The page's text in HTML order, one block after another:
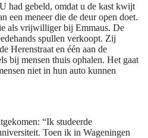
had gebeld, omdat u de kast kwijt
een meneer die de deur open doet.
als vrijwilliger bij Emmaus. De
spullen verkoopt. Zij
Herenstraat en één aan de
bij mensen thuis ophalen. Het gaat
niet in hun auto kunnen
“Ik studeerde
Toen ik in Wageningen